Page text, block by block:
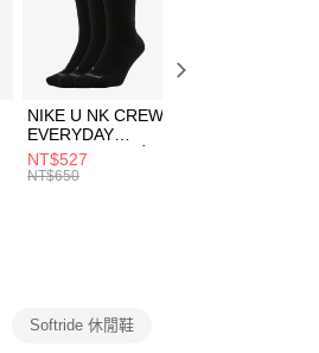
跳轉至「AFTEE先享後
可完成結帳。
的連結，可透過四大超商
為交易完成。
若您需要取消訂單，請聯
視為有效，需透過AFTEE
先享後付」服務完成之
並將交易相關給付款項請
NIKE U NK CREW
EVERYDAY
BBALL 3PR 男女
長統襪
NT$527
NT$650
Softride 休閒鞋